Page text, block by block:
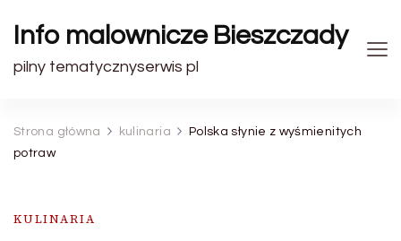
Info malownicze Bieszczady
pilny tematycznyserwis pl
Strona główna kulinaria
Polska słynie z wyśmienitych
potraw
KULINARIA